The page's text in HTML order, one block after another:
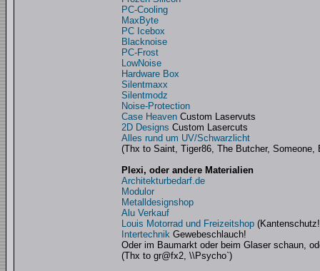
PC-Cooling
MaxByte
PC Icebox
Blacknoise
PC-Frost
LowNoise
Hardware Box
Silentmaxx
Silentmodz
Noise-Protection
Case Heaven Custom Laservuts
2D Designs Custom Lasercuts
Alles rund um UV/Schwarzlicht
(Thx to Saint, Tiger86, The Butcher, Someone,
Plexi, oder andere Materialien
Architekturbedarf.de
Modulor
Metalldesignshop
Alu Verkauf
Louis Motorrad und Freizeitshop
Intertechnik Gewebeschlauch!
Oder im Baumarkt oder beim Glaser schaun,
(Thx to gr@fx2, \\Psycho`)